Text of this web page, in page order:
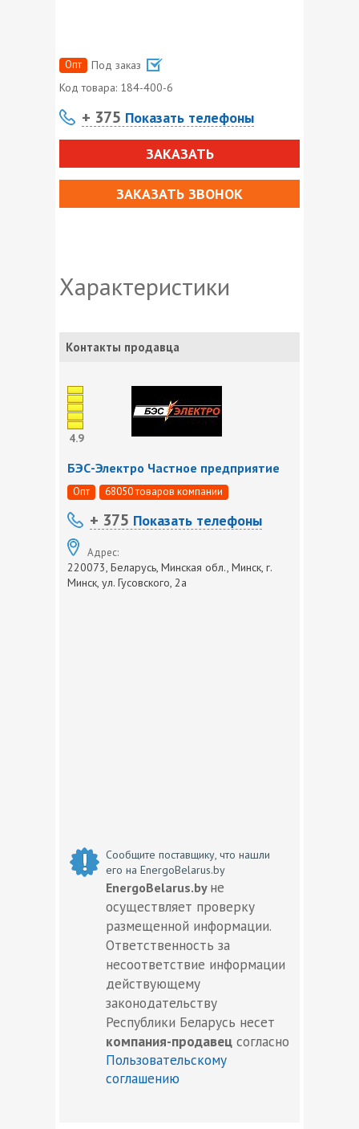
Опт
Под заказ
Код товара: 184-400-6
+ 375 Показать телефоны
ЗАКАЗАТЬ
ЗАКАЗАТЬ ЗВОНОК
Характеристики
Контакты продавца
4.9
БЭС-Электро Частное предприятие
Опт 68050 товаров компании
+ 375 Показать телефоны
Адрес:
220073, Беларусь, Минская обл., Минск, г.
Минск, ул. Гусовского, 2а
Сообщите поставщику, что нашли
его на EnergoBelarus.by
EnergoBelarus.by не
осуществляет проверку
размещенной информации.
Ответственность за
несоответствие информации
действующему
законодательству
Республики Беларусь несет
компания-продавец согласно
Пользовательскому
соглашению